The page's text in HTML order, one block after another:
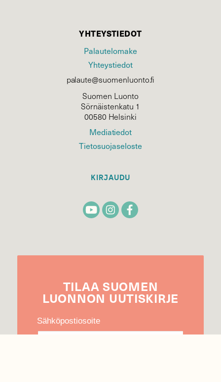
YHTEYSTIEDOT
Palautelomake
Yhteystiedot
palaute@suomenluonto.fi
Suomen Luonto
Sörnäistenkatu 1
00580 Helsinki
Mediatiedot
Tietosuojaseloste
KIRJAUDU
TILAA SUOMEN
LUONNON UUTIS­KIRJE
Sähköpostiosoite